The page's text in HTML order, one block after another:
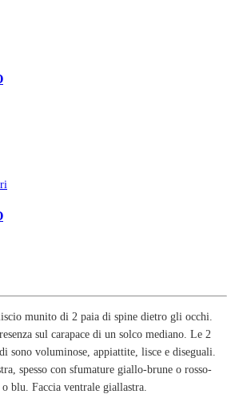
munito di 2 paia di spine dietro gli occhi.
sul carapace di un solco mediano. Le 2
sono voluminose, appiattite, lisce e diseguali.
spesso con sfumature giallo-brune o rosso-
blu. Faccia ventrale giallastra.